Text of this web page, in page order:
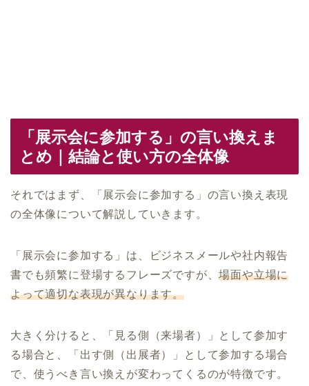
「展示会に参加する」の言い換えま
とめ｜結論と使い方の全体像
それではまず、「展示会に参加する」の言い換え表現
の全体像について解説していきます。
「展示会に参加する」は、ビジネスメールや社内報告
書でも頻繁に登場するフレーズですが、場面や立場に
よって適切な表現が異なります。
大きく分けると、「見る側（来場者）」として参加す
る場合と、「出す側（出展者）」として参加する場合
で、使うべき言い換えが変わってくるのが特徴です。